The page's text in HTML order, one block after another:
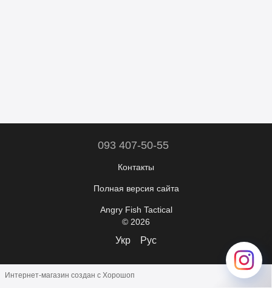
093 407-50-55
Контакты
Полная версия сайта
Angry Fish Tactical
© 2026
Укр Рус
Интернет-магазин создан с Хорошоп